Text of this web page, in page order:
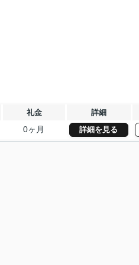
礼金 詳細
0ヶ月 詳細を見る